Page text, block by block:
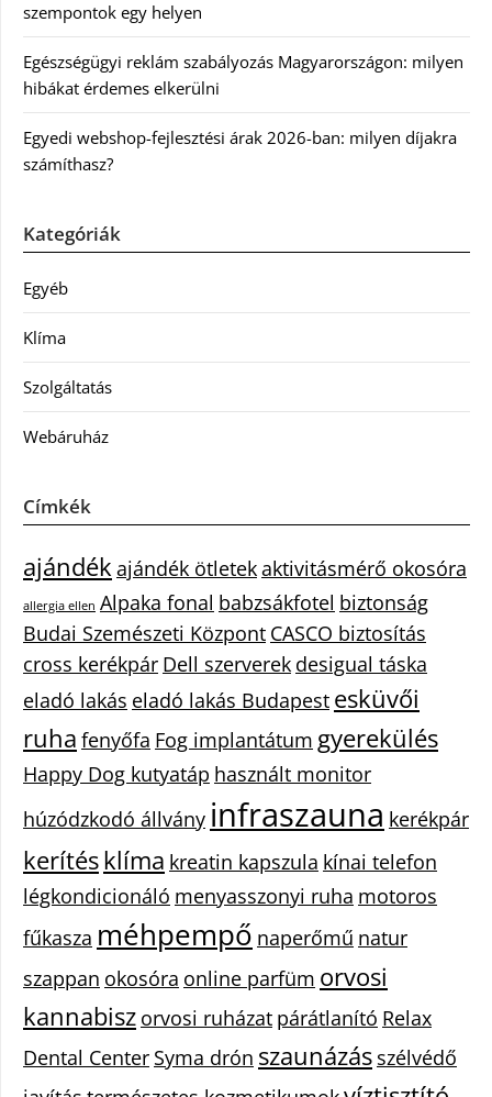
szempontok egy helyen
Egészségügyi reklám szabályozás Magyarországon: milyen
hibákat érdemes elkerülni
Egyedi webshop-fejlesztési árak 2026-ban: milyen díjakra
számíthasz?
Kategóriák
Egyéb
Klíma
Szolgáltatás
Webáruház
Címkék
ajándékajándék ötletekaktivitásmérő okosóra
allergia ellen Alpaka fonal babzsákfotel biztonság
Budai Szemészeti Központ CASCO biztosítás
cross kerékpár Dell szerverek desigual táska
eladó lakás eladó lakás Budapest esküvői
ruha fenyőfa Fog implantátum gyerekülés
Happy Dog kutyatáp használt monitor
húzódzkodó állvány infraszauna kerékpár
kerítésklíma kreatin kapszula kínai telefon
légkondicionáló menyasszonyi ruha motoros
fűkasza méhpempő naperőmű natur
szappan okosóra online parfüm orvosi
kannabisz orvosi ruházat párátlanító Relax
Dental Center Syma drón szaunázás szélvédő